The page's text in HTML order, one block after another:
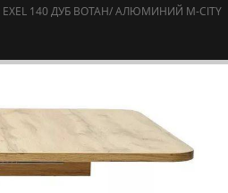
EXEL 140 ДУБ ВОТАН/ АЛЮМИНИЙ М-CITY